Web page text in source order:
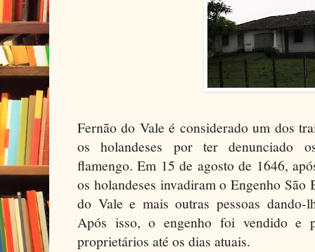
Fernão do Vale é considerado um dos
os holandeses por ter denunciado
flamengo. Em 15 de agosto de 1646,
os holandeses invadiram o Engenho São
do Vale e mais outras pessoas dando-
Após isso, o engenho foi vendido e
proprietários até os dias atuais.